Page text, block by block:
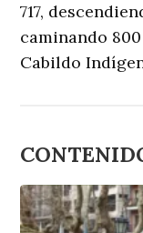
717,
caminando
Cabildo